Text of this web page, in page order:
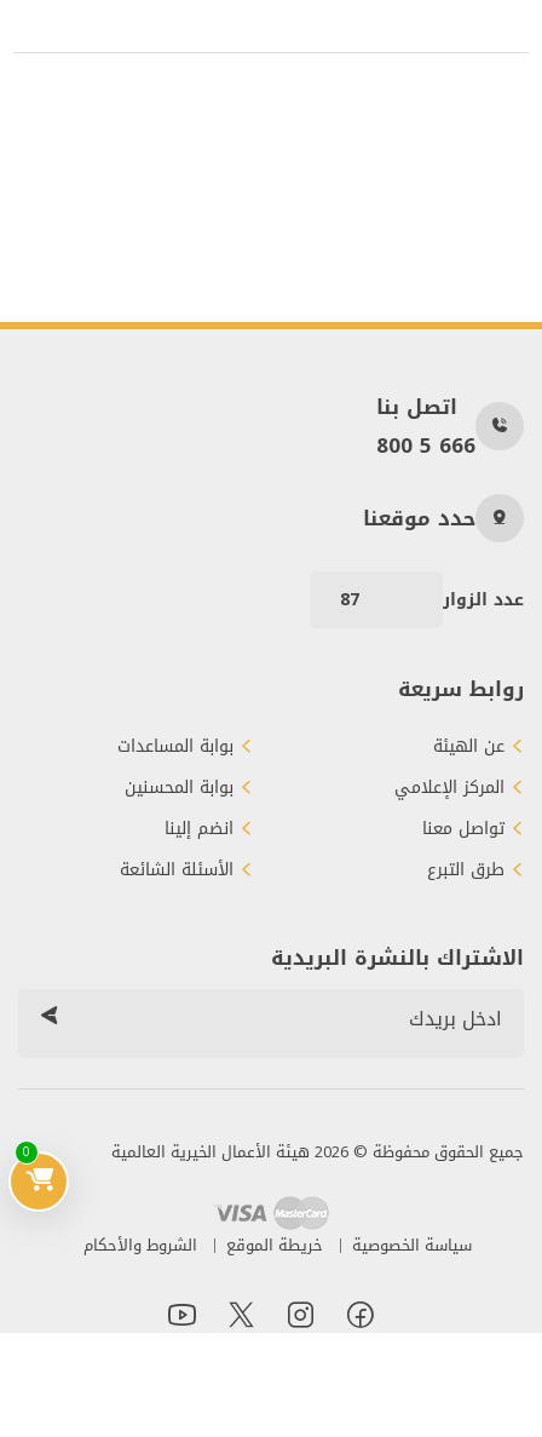
0
اتصل بنا
800 5 666
حدد موقعنا
عدد الزوار 87
روابط سريعة
عن الهيئة
المركز الإعلامي
تواصل معنا
طرق التبرع
بوابة المساعدات
بوابة المحسنين
انضم إلينا
الأسئلة الشائعة
الاشتراك بالنشرة البريدية
جميع الحقوق محفوظة © 2026 هيئة الأعمال الخيرية العالمية
سياسة الخصوصية خريطة الموقع الشروط والأحكام